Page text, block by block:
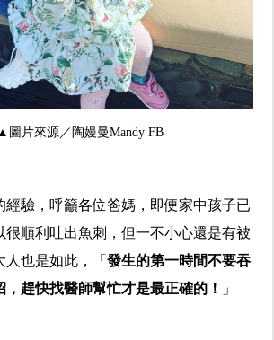
▲圖片來源／陶嫚曼Mandy FB
經驗，呼籲各位爸媽，即便家中孩子已
很順利吐出魚刺，但一不小心還是有被
也是如此，「 發生的第一時間不要吞
趕快找醫師幫忙才是最正確的！
」